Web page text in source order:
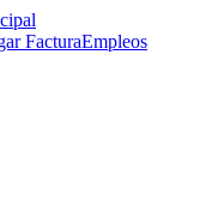
FacturaEmpleos